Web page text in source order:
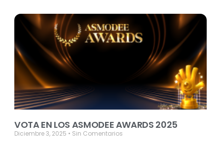
VOTA EN LOS ASMODEE AWARDS 2025
Diciembre 3, 2025 Sin Comentarios